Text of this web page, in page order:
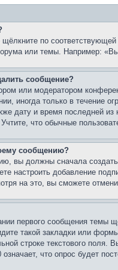
по
или темы. Например:
сообщение?
или модератором
иногда только в течение
дату и время последней
что обычные
сообщению?
вы должны сначала
настроить добавление
на это, вы сможете
первого сообщения темы
такой закладки или
строке текстового
что опрос будет